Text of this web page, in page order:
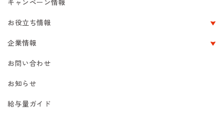
キャンペーン情報
お役立ち情報
企業情報
お問い合わせ
お知らせ
給与量ガイド